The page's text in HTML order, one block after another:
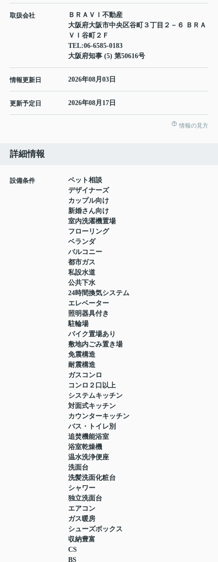
取扱会社
ＢＲＡＶＩ不動産
大阪府大阪市中央区谷町３丁目２－６ ＢＲＡ
ＶＩ谷町２Ｆ
TEL:06-6585-0183
大阪府知事 (5) 第50616号
情報更新日 2026年08月03日
更新予定日 2026年08月17日
情報の見方
詳細情報
設備条件
ペット相談
デザイナーズ
カップル向け
新婚さん向け
室内洗濯機置場
フローリング
ベランダ
バルコニー
都市ガス
私設水道
公共下水
24時間換気システム
エレベーター
照明器具付き
駐輪場
バイク置場あり
敷地内ごみ置き場
免震構造
耐震構造
ガスコンロ
コンロ２口以上
システムキッチン
対面式キッチン
カウンターキッチン
バス・トイレ別
追焚機能浴室
浴室乾燥機
温水洗浄便座
洗面台
洗髪洗面化粧台
シャワー
独立洗面台
エアコン
ガス暖房
シューズボックス
収納豊富
CS
BS